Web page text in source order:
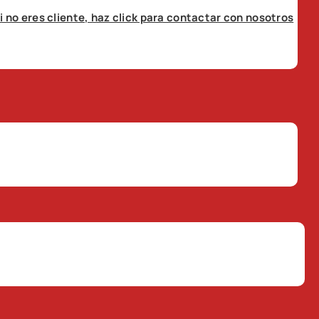
no eres cliente, haz click para contactar con nosotros